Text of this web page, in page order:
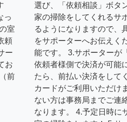
っ
室
頼
ー
お
前
選び、「依頼相談」ボタ
家の掃除をしてくれるサ
るようになりますので、
をサポーターへお伝えく
能です。 3.サポーターが
依頼者様側で決済が可能
たら、前払い決済をして
カードがご利用いただけ
ない方は事務局までご連
なります。 4.予定日時に